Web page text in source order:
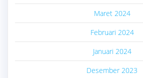
Maret 2024
Februari 2024
Januari 2024
Desember 2023